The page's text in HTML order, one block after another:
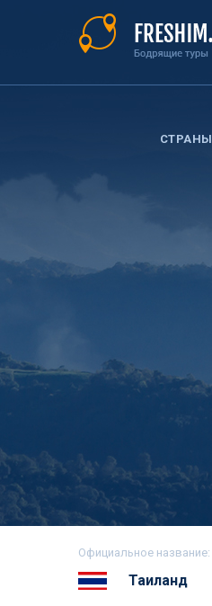
СТРАНЫ
Вы
здесь
Официальное название:
Таиланд